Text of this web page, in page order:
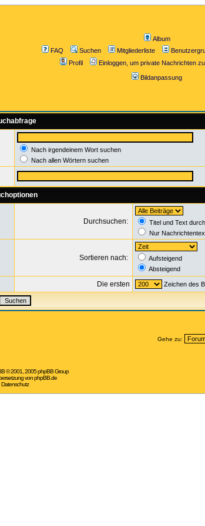
Album
FAQ
Suchen Mitgliederliste
Profil
Einloggen, um private Nachrichten
Bildanpassung
Nach irgendeinem Wort suchen
Nach allen Wörtern suchen
Durchsuchen:
Titel und Text
Nur
Sortieren nach:
Aufsteigend
Absteigend
Die ersten Zeichen des
Gehe zu:
© 2001, 2005 phpBB Group
vonphpBB.de
Datenschutz